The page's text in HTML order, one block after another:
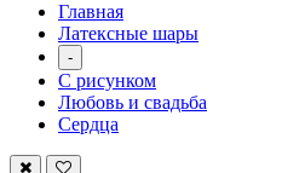
Главная
Латексные шары
-
С рисунком
Любовь и свадьба
Сердца